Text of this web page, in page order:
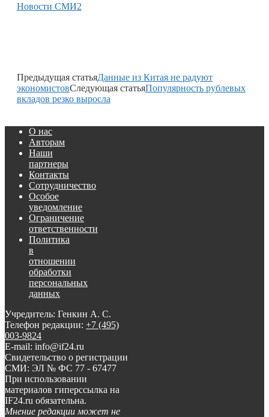
Новости СМИ2
Предыдущая статьяДанные из Китая не радуют
экономистовСледующая статьяПопулярность рублевых
вкладов резко выросла
О нас
Авторам
Наши
партнеры
Контакты
Сотрудничество
Особое
уведомление
Ограничение
ответственности
Политика
в
отношении
обработки
персональных
данных
Учредитель: Генкин А. С.
Телефон редакции: +7 (495)
003-9824
E-mail: info@if24.ru
Свидетельство о регистрации
СМИ: ЭЛ № ФС 77 - 67477
При использовании
материалов гиперссылка на
IF24.ru обязательна.
Мнение редакции может не